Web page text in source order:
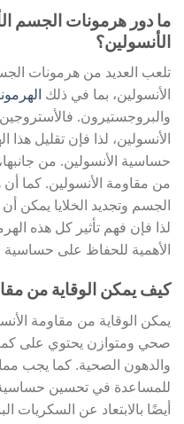
ما دور هرمونات الجسم
الأنسولين؟
تلعب العديد من هرمونات
الأنسولين، بما في ذلك
والبروجستيرون.
الأنسولين، لذا فإن تقليل
حساسية الأنسولين. من
من مقاومة الأنسولين. كما
الجسم وتجديد الخلايا يمكن
لذا فإن فهم تأثير كل هذه
الأهمية للحفاظ على حساسية
كيف يمكن الوقاية من
يمكن الوقاية من مقاومة
صحي ومتوازن يحتوي على
والدهون الصحية. كما يجب
للمساعدة في تحسين حساسية
أيضًا بالابتعاد عن السكريات